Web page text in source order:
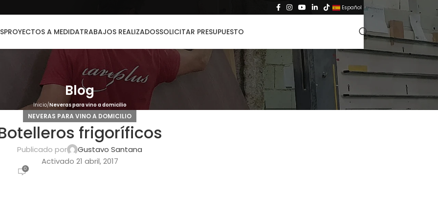
Español ▼
PROYECTOS A MEDIDATRABAJOS REALIZADOSSOLICITAR PRESUPUESTO
Blog
Inicio Neveras para vino a domicilio
NEVERAS PARA VINO A DOMICILIO
frigoríficos
Publicado por
Gustavo Santana
Activado 21 abril, 2017
0